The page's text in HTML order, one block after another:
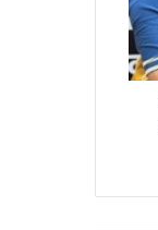
अं
त
र्रा
ष्ट्री
दि